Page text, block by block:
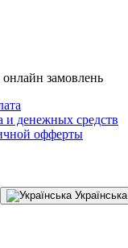
замовлень
и денежных средств
офферты
Українська